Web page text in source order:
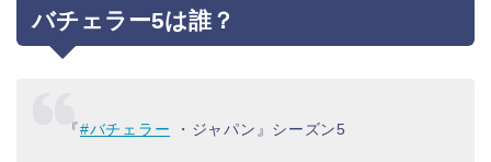
バチェラー5は誰？
『#バチェラー ・ジャパン』シーズン5